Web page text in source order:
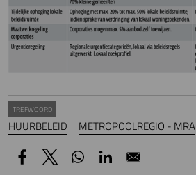
TREFWOORD
HUURBELEID METROPOOLREGIO - MRA